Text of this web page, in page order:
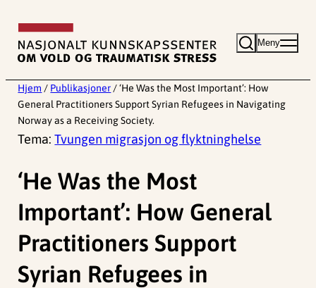
innhold
Meny
Hjem / Publikasjoner / ‘He Was the Most Important’: How
General Practitioners Support Syrian Refugees in Navigating
Norway as a Receiving Society.
Tema:Tvungen migrasjon og flyktninghelse
‘He Was the Most
Important’: How General
Practitioners Support
Syrian Refugees in